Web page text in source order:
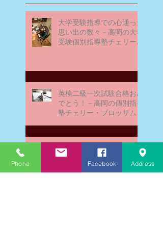
大学受験指導での心通った
思い出の数々－高岡の大学
受験個別指導塾チェリー・
英検二級一次試験合格おめ
でとう！－高岡の個別指導
塾チェリー・ブロッサム
文学にできること、強いて
は国語科にできること
Phone Facebook Address